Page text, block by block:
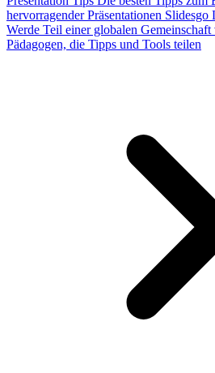
hervorragender Präsentationen Slidesgo
Werde Teil einer globalen
Pädagogen, die Tipps und Tools teilen